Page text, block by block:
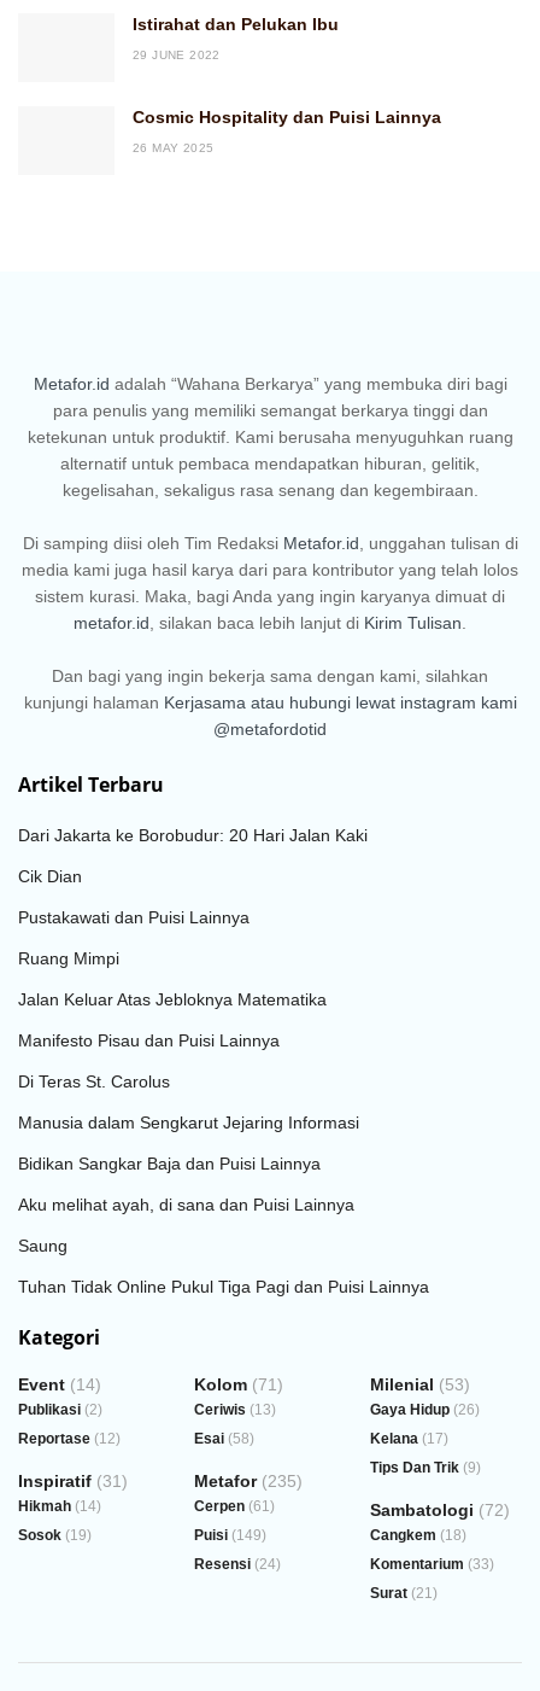
Istirahat dan Pelukan Ibu
29 JUNE 2022
Cosmic Hospitality dan Puisi Lainnya
26 MAY 2025
Metafor.id adalah “Wahana Berkarya” yang membuka diri bagi
para penulis yang memiliki semangat berkarya tinggi dan
ketekunan untuk produktif. Kami berusaha menyuguhkan ruang
alternatif untuk pembaca mendapatkan hiburan, gelitik,
kegelisahan, sekaligus rasa senang dan kegembiraan.
Di samping diisi oleh Tim Redaksi Metafor.id , unggahan tulisan di
media kami juga hasil karya dari para kontributor yang telah lolos
sistem kurasi. Maka, bagi Anda yang ingin karyanya dimuat di
metafor.id , silakan baca lebih lanjut di Kirim Tulisan
Dan bagi yang ingin bekerja sama dengan kami, silahkan
kunjungi halaman Kerjasama atau hubungi lewat instagram kami
@metafordotid
Artikel Terbaru
Dari Jakarta ke Borobudur: 20 Hari Jalan Kaki
Cik Dian
Pustakawati dan Puisi Lainnya
Ruang Mimpi
Jalan Keluar Atas Jebloknya Matematika
Manifesto Pisau dan Puisi Lainnya
Di Teras St. Carolus
Manusia dalam Sengkarut Jejaring Informasi
Bidikan Sangkar Baja dan Puisi Lainnya
Aku melihat ayah, di sana dan Puisi Lainnya
Saung
Tuhan Tidak Online Pukul Tiga Pagi dan Puisi Lainnya
Kategori
Event (14)
Publikasi (2)
Reportase (12)
Inspiratif (31)
Hikmah (14)
Sosok (19)
Kolom (71)
Ceriwis (13)
Esai (58)
Metafor(235)
Cerpen (61)
Puisi (149)
Resensi (24)
Milenial (53)
Gaya Hidup (26)
Kelana (17)
Tips Dan Trik (9)
Sambatologi (72)
Cangkem (18)
Komentarium (33)
Surat (21)